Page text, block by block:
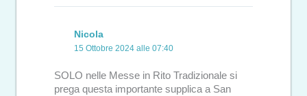
Nicola
15 Ottobre 2024 alle 07:40
SOLO nelle Messe in Rito Tradizionale si
prega questa importante supplica a San